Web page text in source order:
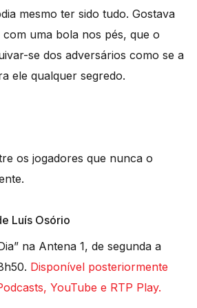
mesmo ter sido tudo. Gostava
com uma bola nos pés, que o
se dos adversários como se a
ele qualquer segredo.
os jogadores que nunca o
Luís Osório
na Antena 1, de segunda a
Disponível posteriormente
YouTube e RTP Play.